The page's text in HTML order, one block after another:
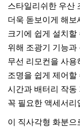
스타일리쉬한 우산
더욱 돋보이게 해
크기에 쉽게 설치
위해 조광기 기능
무선 리모컨을 사
조명을 쉽게 제어할
시간과 배터리 작동
꼭 필요한 액세서리
이 직사각형 화분